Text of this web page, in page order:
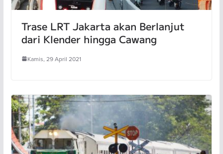
Trase LRT Jakarta akan Berlanjut
dari Klender hingga Cawang
Kamis, 29 April 2021